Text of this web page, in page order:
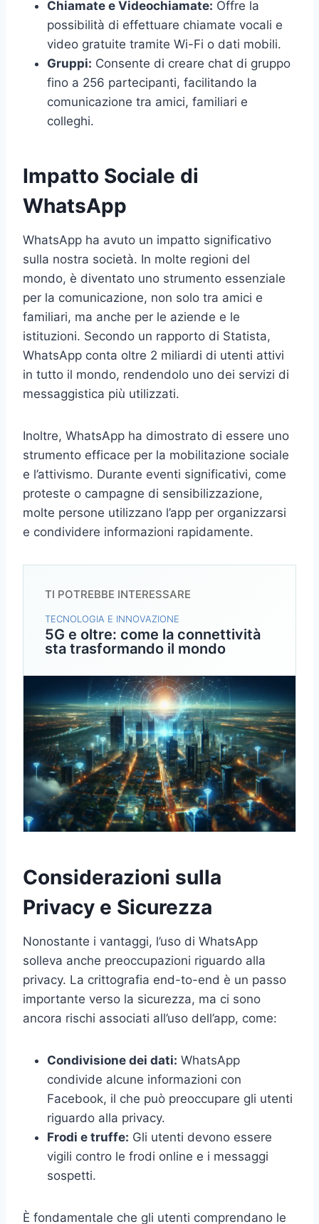
Chiamate e Videochiamate: Offre la
possibilità di effettuare chiamate vocali e
video gratuite tramite Wi-Fi o dati mobili.
Gruppi: Consente di creare chat di gruppo
fino a 256 partecipanti, facilitando la
comunicazione tra amici, familiari e
colleghi.
Impatto Sociale di
WhatsApp
WhatsApp ha avuto un impatto significativo
sulla nostra società. In molte regioni del
mondo, è diventato uno strumento essenziale
per la comunicazione, non solo tra amici e
familiari, ma anche per le aziende e le
istituzioni. Secondo un rapporto di Statista,
WhatsApp conta oltre 2 miliardi di utenti attivi
in tutto il mondo, rendendolo uno dei servizi di
messaggistica più utilizzati.
Inoltre, WhatsApp ha dimostrato di essere uno
strumento efficace per la mobilitazione sociale
e l’attivismo. Durante eventi significativi, come
proteste o campagne di sensibilizzazione,
molte persone utilizzano l’app per organizzarsi
e condividere informazioni rapidamente.
TI POTREBBE INTERESSARE
TECNOLOGIA E INNOVAZIONE
5G e oltre: come la connettività
sta trasformando il mondo
Considerazioni sulla
Privacy e Sicurezza
Nonostante i vantaggi, l’uso di WhatsApp
solleva anche preoccupazioni riguardo alla
privacy. La crittografia end-to-end è un passo
importante verso la sicurezza, ma ci sono
ancora rischi associati all’uso dell’app, come:
Condivisione dei dati: WhatsApp
condivide alcune informazioni con
Facebook, il che può preoccupare gli utenti
riguardo alla privacy.
Frodi e truffe: Gli utenti devono essere
vigili contro le frodi online e i messaggi
sospetti.
È fondamentale che gli utenti comprendano le